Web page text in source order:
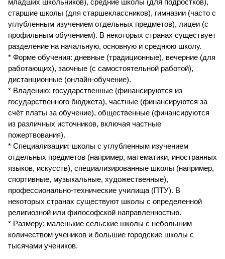
младших школьников), средние школы (для подростков),
старшие школы (для старшеклассников), гимназии (часто с
углубленным изучением отдельных предметов), лицеи (с
профильным обучением). В некоторых странах существует
разделение на начальную, основную и среднюю школу.
* Форме обучения: дневные (традиционные), вечерние (для
работающих), заочные (с самостоятельной работой),
дистанционные (онлайн-обучение).
* Владению: государственные (финансируются из
государственного бюджета), частные (финансируются за
счёт платы за обучение), общественные (финансируются
из различных источников, включая частные
пожертвования).
* Специализации: школы с углубленным изучением
отдельных предметов (например, математики, иностранных
языков, искусств), специализированные школы (например,
спортивные, музыкальные, художественные),
профессионально-технические училища (ПТУ). В
некоторых странах существуют школы с определенной
религиозной или философской направленностью.
* Размеру: маленькие сельские школы с небольшим
количеством учеников и большие городские школы с
тысячами учеников.